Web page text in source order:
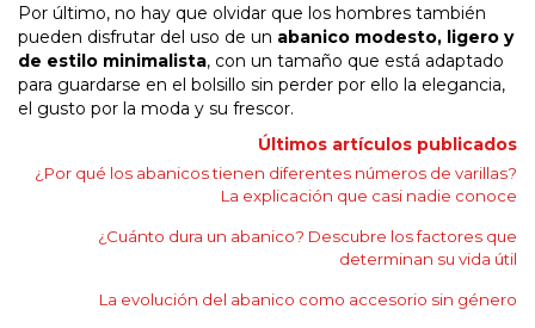
Por último, no hay que olvidar que los hombres también
pueden disfrutar del uso de un abanico modesto, ligero y
de estilo minimalista, con un tamaño que está adaptado
para guardarse en el bolsillo sin perder por ello la elegancia,
el gusto por la moda y su frescor.
Últimos artículos publicados
¿Por qué los abanicos tienen diferentes números de varillas?
La explicación que casi nadie conoce
¿Cuánto dura un abanico? Descubre los factores que
determinan su vida útil
La evolución del abanico como accesorio sin género